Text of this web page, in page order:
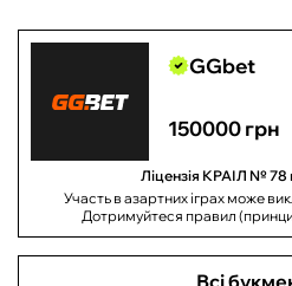
GGbet
150000 грн
Ліцензія КРАІЛ № 78
Участь в азартних іграх може
Дотримуйтеся правил